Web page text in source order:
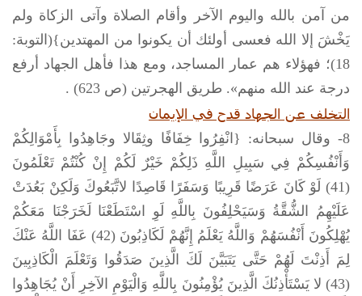
من آمن بالله واليوم الآخر وأقام الصلاة وآتى الزكاة ولم
يَخْشَ إلا الله فعسى أولئك أن يكونوا من المهتدين}(التوبة:
18)؛ فهؤلاء هم عمار المساجد، ومع هذا فأهل الجهاد أرفع
درجة عند الله منهم». طريق الهجرتين (ص 623) .
التخلف عن الجهاد قدح في الإيمان
8- وقال سبحانه: {انْفِرُوا خِفَافًا وثِقَالا وجَاهِدُوا بِأَمْوَالِكُمْ
وَأَنْفُسِكُمْ فِي سَبِيلِ اللَّهِ ذَلِكُمْ خَيْرٌ لَكُمْ إِنْ كُنْتُمْ تَعْلَمُونَ
(41) لَوْ كَانَ عَرَضًا قَرِيبًا وَسَفَرًا قَاصِدًا لاتَّبَعُوكَ وَلَكِنْ بَعُدَتْ
عَلَيْهِمُ الشُّقَّةُ وَسَيَحْلِفُونَ بِاللَّهِ لَوِ اسْتَطَعْنَا لَخَرَجْنَا مَعَكُمْ
يُهْلِكُونَ أَنْفُسَهُمْ وَاللَّهُ يَعْلَمُ إِنَّهُمْ لَكَاذِبُونَ (42) عَفَا اللَّهُ عَنْكَ
لِمَ أَذِنْتَ لَهُمْ حَتَّى يَتَبَيَّنَ لَكَ الَّذِينَ صَدَقُوا وَتَعْلَمَ الْكَاذِبِينَ
(43) لا يَسْتَأْذِنُكَ الَّذِينَ يُؤْمِنُونَ بِاللَّهِ وَالْيَوْمِ الآخِرِ أَنْ يُجَاهِدُوا